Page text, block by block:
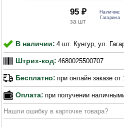
95 ₽
В наличии: 4 шт. Кунгур, ул.
Штрих-код: 4680025500707
Бесплатно: при онлайн заказе
Оплата: при получении
Нашли ошибку в карточке товара?